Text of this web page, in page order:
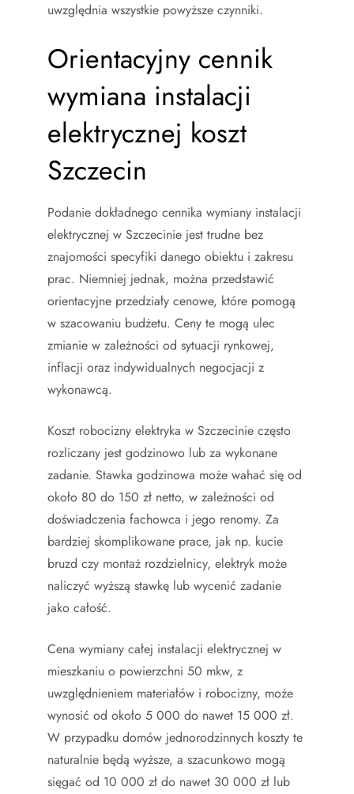
uwzględnia wszystkie powyższe czynniki.
Orientacyjny cennik
wymiana instalacji
elektrycznej koszt
Szczecin
Podanie dokładnego cennika wymiany instalacji
elektrycznej w Szczecinie jest trudne bez
znajomości specyfiki danego obiektu i zakresu
prac. Niemniej jednak, można przedstawić
orientacyjne przedziały cenowe, które pomogą
w szacowaniu budżetu. Ceny te mogą ulec
zmianie w zależności od sytuacji rynkowej,
inflacji oraz indywidualnych negocjacji z
wykonawcą.
Koszt robocizny elektryka w Szczecinie często
rozliczany jest godzinowo lub za wykonane
zadanie. Stawka godzinowa może wahać się od
około 80 do 150 zł netto, w zależności od
doświadczenia fachowca i jego renomy. Za
bardziej skomplikowane prace, jak np. kucie
bruzd czy montaż rozdzielnicy, elektryk może
naliczyć wyższą stawkę lub wycenić zadanie
jako całość.
Cena wymiany całej instalacji elektrycznej w
mieszkaniu o powierzchni 50 mkw, z
uwzględnieniem materiałów i robocizny, może
wynosić od około 5 000 do nawet 15 000 zł.
W przypadku domów jednorodzinnych koszty te
naturalnie będą wyższe, a szacunkowo mogą
sięgać od 10 000 zł do nawet 30 000 zł lub